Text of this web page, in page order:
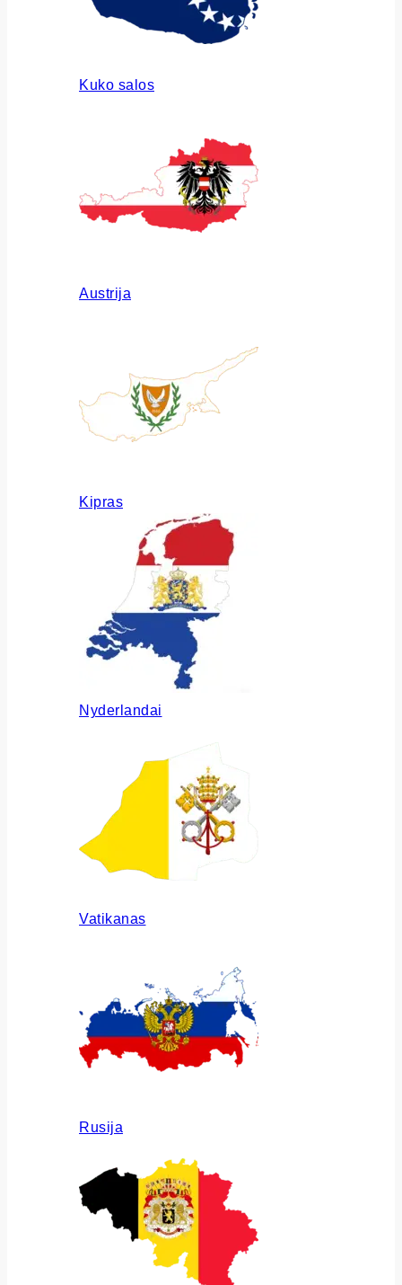
Kuko salos
Austrija
Kipras
Nyderlandai
Vatikanas
Rusija